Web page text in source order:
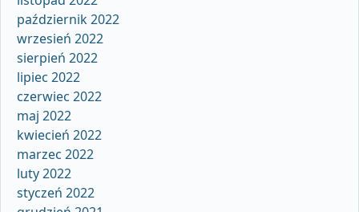
październik 2022
wrzesień 2022
sierpień 2022
lipiec 2022
czerwiec 2022
maj 2022
kwiecień 2022
marzec 2022
luty 2022
styczeń 2022